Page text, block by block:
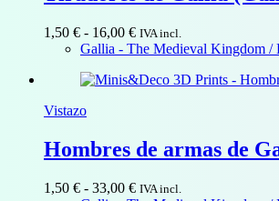
1,50 € - 16,00 €Rango
de
desde
IVA incl.
Gallia - The Medieval Kingdom /
Vistazo
Hombres de armas de
1,50 € - 33,00 €Rango
IVA incl.